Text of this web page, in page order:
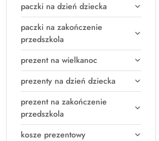
paczki na dzień dziecka
paczki na zakończenie
przedszkola
prezent na wielkanoc
prezenty na dzień dziecka
prezent na zakończenie
przedszkola
kosze prezentowy